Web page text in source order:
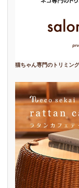
猫ちゃん専門のトリミン